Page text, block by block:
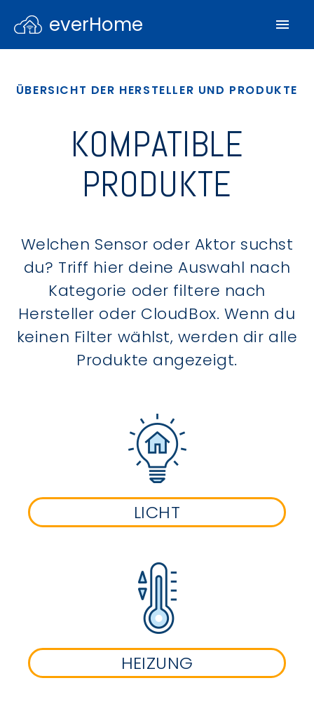
everHome
ÜBERSICHT DER HERSTELLER UND PRODUKTE
KOMPATIBLE
PRODUKTE
Welchen Sensor oder Aktor suchst
du? Triff hier deine Auswahl nach
Kategorie oder filtere nach
Hersteller oder CloudBox. Wenn du
keinen Filter wählst, werden dir alle
Produkte angezeigt.
LICHT
HEIZUNG